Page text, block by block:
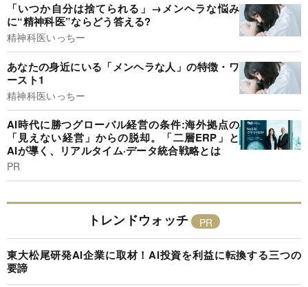
「いつか自分は捨てられる」→メンヘラな悩み
に“精神科医”ならどう答える?
精神科医いっちー
あなたの身近にいる「メンヘラな人」の特徴・ワ
ースト1
精神科医いっちー
AI時代に勝つグローバル経営の条件:海外拠点の
「見えない経営」からの脱却。「二層ERP」と
AIが導く、リアルタイム·データ統合戦略とは
PR
トレンドウォッチ
東大松尾研発AI企業に取材！AI投資を利益に転換する三つの
要諦